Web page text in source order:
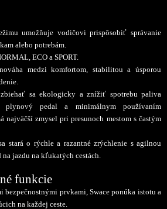
umožňuje vodičovi prispôsobiť správanie
alebo potrebám.
ECO a SPORT.
medzi komfortom, stabilitou a úsporou
sa ekologicky a znížiť spotrebu paliva
plynový pedal a minimálnym používaním
najväčší zmysel pri presunoch mestom s častým
stará o rýchle a razantné zrýchlenie s agilnou
jazdu na kľukatých cestách.
funkcie
prvkami, Swace ponúka istotu a
na každej ceste.